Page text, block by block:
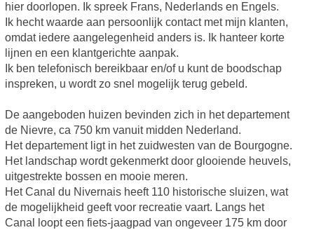
hier doorlopen. Ik spreek Frans, Nederlands en Engels.
Ik hecht waarde aan persoonlijk contact met mijn klanten,
omdat iedere aangelegenheid anders is. Ik hanteer korte
lijnen en een klantgerichte aanpak.
Ik ben telefonisch bereikbaar en/of u kunt de boodschap
inspreken, u wordt zo snel mogelijk terug gebeld.
De aangeboden huizen bevinden zich in het departement
de Nievre, ca 750 km vanuit midden Nederland.
Het departement ligt in het zuidwesten van de Bourgogne.
Het landschap wordt gekenmerkt door glooiende heuvels,
uitgestrekte bossen en mooie meren.
Het Canal du Nivernais heeft 110 historische sluizen, wat
de mogelijkheid geeft voor recreatie vaart. Langs het
Canal loopt een fiets-jaagpad van ongeveer 175 km door